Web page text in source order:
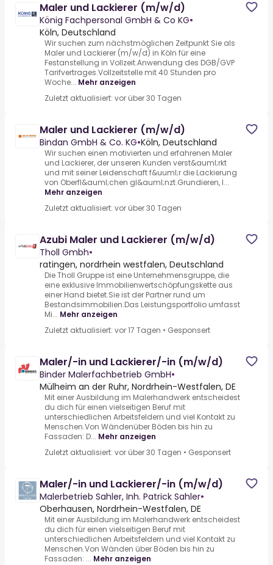
Maler und Lackierer (m/w/d)
König Fachpersonal GmbH & Co KG•
Köln, Deutschland
Wir suchen zum nächstmöglichen Zeitpunkt Sie als
Maler und Lackierer (m/w/d) in Köln für eine
Festanstellung in Vollzeit.Anwendung des DGB/GVP
Tarifvertrages.Vollzeitstelle mit 40 Stunden pro
Woche... Mehr anzeigen
Zuletzt aktualisiert: vor über 30 Tagen
Maler und Lackierer (m/w/d)
Bindan GmbH & Co. KG•Köln, Deutschland
Wir suchen einen motivierten und erfahrenen Maler
und Lackierer, der unseren Kunden verst&auml;rkt
und mit seiner Leidenschaft f&uuml;r die Lackierung
von Oberfl&auml;chen gl&auml;nzt.Grundieren, l...
Mehr anzeigen
Zuletzt aktualisiert: vor über 30 Tagen
Azubi Maler und Lackierer (m/w/d)
Tholl Gmbh•
ratingen, nordrhein westfalen, Deutschland
Die Tholl Gruppe ist eine Unternehmensgruppe, die
eine exklusive Immobilienwertschöpfungskette aus
einer Hand bietet.Sie ist der Partner rund um
Bestandsimmobilien.Das Leistungsportfolio umfasst
Mi... Mehr anzeigen
Zuletzt aktualisiert: vor 17 Tagen • Gesponsert
Maler/-in und Lackierer/-in (m/w/d)
Binder Malerfachbetrieb GmbH•
Mülheim an der Ruhr, Nordrhein-Westfalen, DE
Mit einer Ausbildung im Malerhandwerk entscheidest
du dich für einen vielseitigen Beruf mit
unterschiedlichen Arbeitsfeldern und viel Kontakt zu
Menschen.Von Wändenüber Böden bis hin zu
Fassaden: D... Mehr anzeigen
Zuletzt aktualisiert: vor über 30 Tagen • Gesponsert
Maler/-in und Lackierer/-in (m/w/d)
Malerbetrieb Sahler, Inh. Patrick Sahler•
Oberhausen, Nordrhein-Westfalen, DE
Mit einer Ausbildung im Malerhandwerk entscheidest
du dich für einen vielseitigen Beruf mit
unterschiedlichen Arbeitsfeldern und viel Kontakt zu
Menschen.Von Wänden über Böden bis hin zu
Fassaden: ... Mehr anzeigen